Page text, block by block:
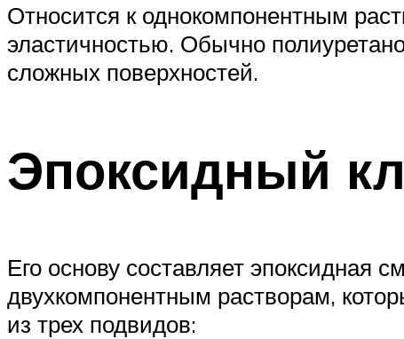
Относится к однокомпонентным
эластичностью. Обычно
сложных поверхностей.
Эпоксидный
Его основу составляет эпоксидная
двухкомпонентным растворам,
из трех подвидов: